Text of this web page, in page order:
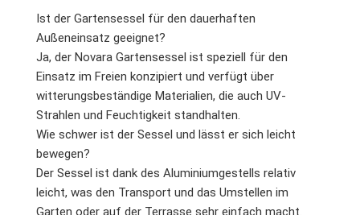
Ist der Gartensessel für den dauerhaften
Außeneinsatz geeignet?
Ja, der Novara Gartensessel ist speziell für den
Einsatz im Freien konzipiert und verfügt über
witterungsbeständige Materialien, die auch UV-
Strahlen und Feuchtigkeit standhalten.
Wie schwer ist der Sessel und lässt er sich leicht
bewegen?
Der Sessel ist dank des Aluminiumgestells relativ
leicht, was den Transport und das Umstellen im
Garten oder auf der Terrasse sehr einfach macht.